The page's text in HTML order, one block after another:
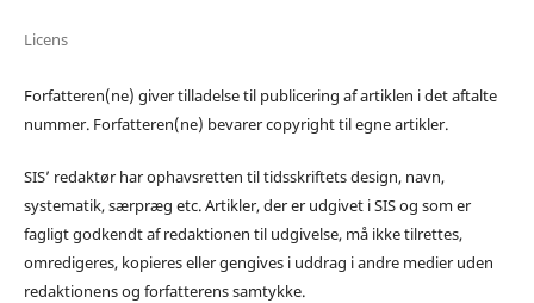
Licens
Forfatteren(ne) giver tilladelse til publicering af artiklen i det aftalte
nummer. Forfatteren(ne) bevarer copyright til egne artikler.
SIS’ redaktør har ophavsretten til tidsskriftets design, navn,
systematik, særpræg etc. Artikler, der er udgivet i SIS og som er
fagligt godkendt af redaktionen til udgivelse, må ikke tilrettes,
omredigeres, kopieres eller gengives i uddrag i andre medier uden
redaktionens og forfatterens samtykke.